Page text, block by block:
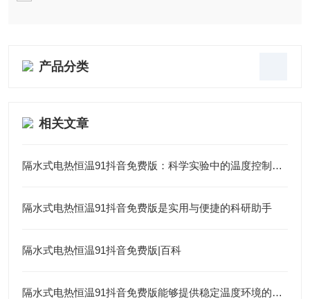
产品分类
相关文章
隔水式电热恒温91抖音免费版：科学实验中的温度控制专家
隔水式电热恒温91抖音免费版是实用与便捷的科研助手
隔水式电热恒温91抖音免费版|百科
隔水式电热恒温91抖音免费版能够提供稳定温度环境的设备